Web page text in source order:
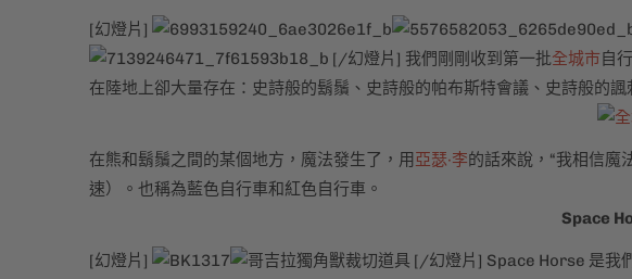
[幻燈片]
[/幻燈片] 我們剛剛收到第一批全城市 自
在陸地上卻大量存在：史詩般的鬍鬚、史詩般的帕布斯特會議、史詩般的
在熊和鬍鬚之間的某個地方，魔法發生了，用 亞瑟·李的話來說，“我相信魔
速）。也稱為藍色自行車和紅色自行車。
Space
[幻燈片]
[/幻燈片] Space Horse 是我